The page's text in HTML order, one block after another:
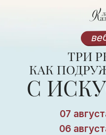
C
ТРИ
КАК
06
07